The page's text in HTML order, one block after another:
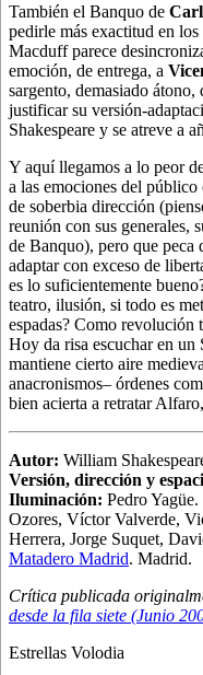
También el Banquo de
pedirle más exactitud en los
Macduff parece
emoción, de entrega, a
sargento, demasiado átono,
justificar su versión-
Shakespeare y se atreve a
Y aquí llegamos a lo peor
a las emociones del
de soberbia dirección
reunión con sus generales,
de Banquo), pero que peca
adaptar con exceso de
es lo suficientemente
teatro, ilusión, si todo es
espadas? Como revolución
Hoy da risa escuchar en un
mantiene cierto aire
anacronismos– órdenes
bien acierta a retratar
Autor: William
Versión, dirección y
Iluminación: Pedro Yagüe.
Ozores, Víctor Valverde,
Herrera, Jorge Suquet,
Matadero Madrid. Madrid.
Crítica publicada
desde la fila siete (Junio
Estrellas Volodia